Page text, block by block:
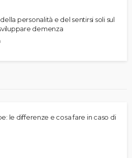
personalità e del sentirsi soli sul
demenza
le differenze e cosa fare in caso di